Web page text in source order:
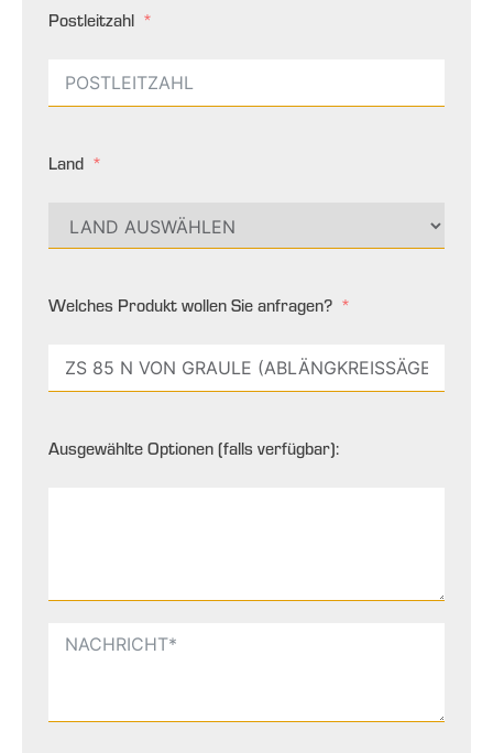
Postleitzahl
Land
Welches Produkt wollen Sie anfragen?
Ausgewählte Optionen (falls verfügbar):